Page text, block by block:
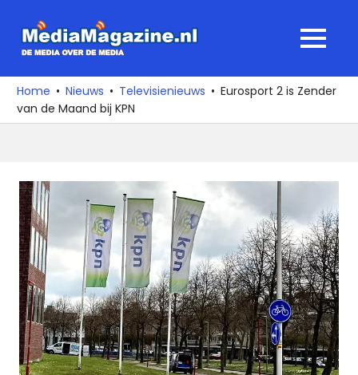
naar
media
over
de
MENU
Home Nieuws Televisienieuws
Eurosport 2 is Zender
van de Maand bij KPN